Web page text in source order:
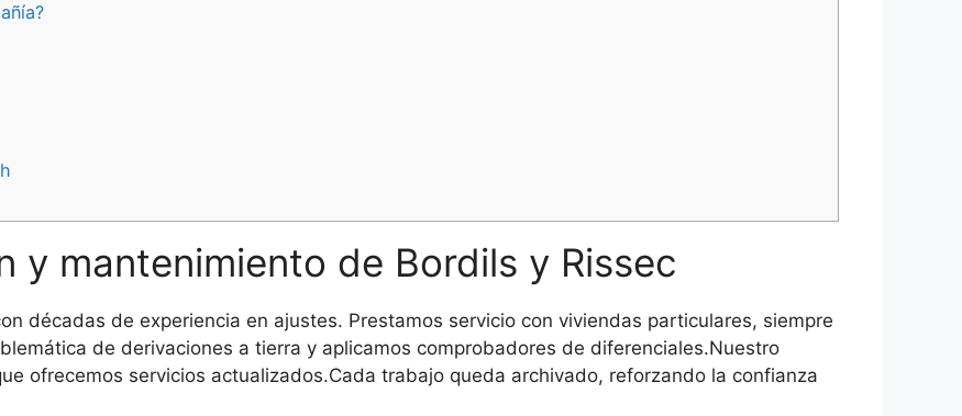
y mantenimiento de Bordils y Rissec
décadas de experiencia en ajustes. Prestamos servicio con viviendas particulares, siempre
de derivaciones a tierra y aplicamos comprobadores de diferenciales.Nuestro
ofrecemos servicios actualizados.Cada trabajo queda archivado, reforzando la confianza